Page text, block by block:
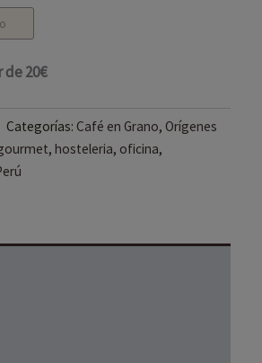
de 20€
Categorías: Café en Grano, Orígenes
, hosteleria, oficina,